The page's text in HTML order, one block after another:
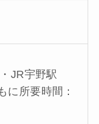
JR宇野駅
に所要時間：